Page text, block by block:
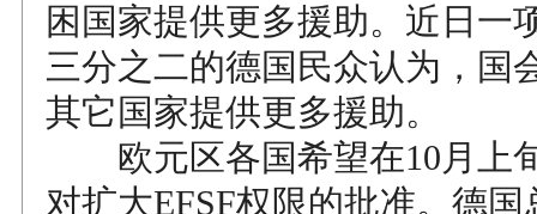
困国家提供更多援助。近日一
三分之二的德国民众认为，国
其它国家提供更多援助。
欧元区各国希望在10月上
对扩大EFSF权限的批准。德